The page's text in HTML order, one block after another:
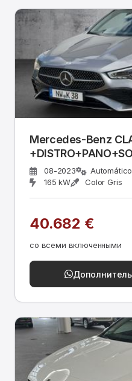
Mercedes-Benz
08-2023 Automático
165 kW
Color Gris
40.682 €
со всеми включенными